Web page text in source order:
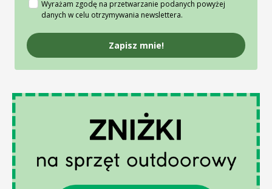
Wyrażam zgodę na przetwarzanie podanych powyżej
danych w celu otrzymywania newslettera.
Zapisz mnie!